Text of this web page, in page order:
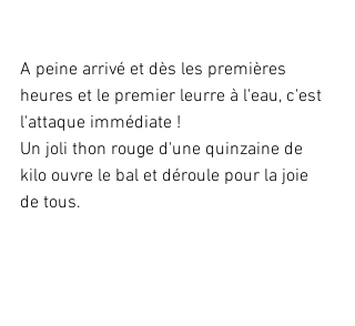
A peine arrivé et dès les premières
heures et le premier leurre à l'eau, c'est
l'attaque immédiate !
Un joli thon rouge d'une quinzaine de
kilo ouvre le bal et déroule pour la joie
de tous.